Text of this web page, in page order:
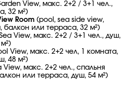
View, макс. 2+2 / 3+1 чел.,
32 м²)
Room (pool, sea side view,
балкон или терраса, 32 м²)
View, макс. 2+2 / 3+1 чел., душ,
View, макс. 2+2 чел, 1 комната,
48 м²)
макс. 2+2 чел., спальня
или терраса, душ, 54 м²)